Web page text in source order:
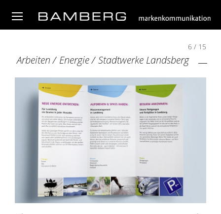
6 / 15
Arbeiten/ Energie/Stadtwerke Landsberg